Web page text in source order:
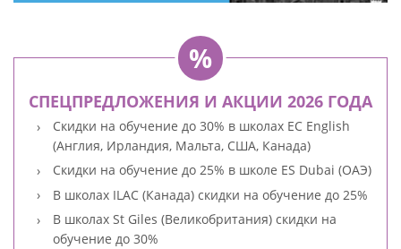
СПЕЦПРЕДЛОЖЕНИЯ И АКЦИИ 2026 ГОДА
Скидки на обучение до 30% в школах EC English
(Англия, Ирландия, Мальта, США, Канада)
Скидки на обучение до 25% в школе ES Dubai (ОАЭ)
В школах ILAC (Канада) скидки на обучение до 25%
В школах St Giles (Великобритания) скидки на
обучение до 30%